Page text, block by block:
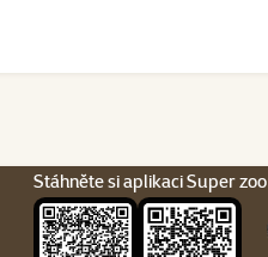
Stáhněte si aplikaci Super zoo